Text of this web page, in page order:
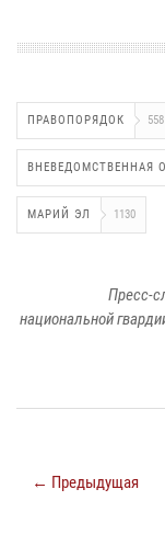
ПРАВОПОРЯДОК 558
ВНЕВЕДОМСТВЕННАЯ
МАРИЙ ЭЛ 1130
Пресс-
национальной
← Предыдущая